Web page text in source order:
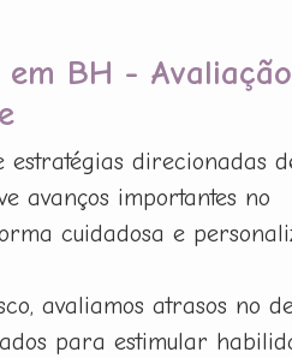
BH -
estratégias direcionadas
avanços importantes no
cuidadosa e
avaliamos atrasos no
para estimular